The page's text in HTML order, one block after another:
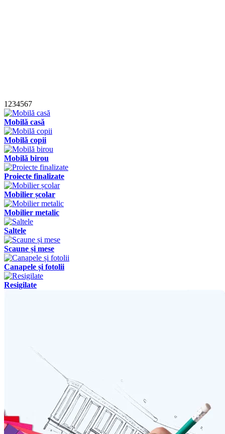
1 234567
Mobilă casă
Mobilă copii
Mobilă birou
Proiecte finalizate
Mobilier școlar
Mobilier metalic
Saltele
Scaune și mese
Canapele și fotolii
Resigilate